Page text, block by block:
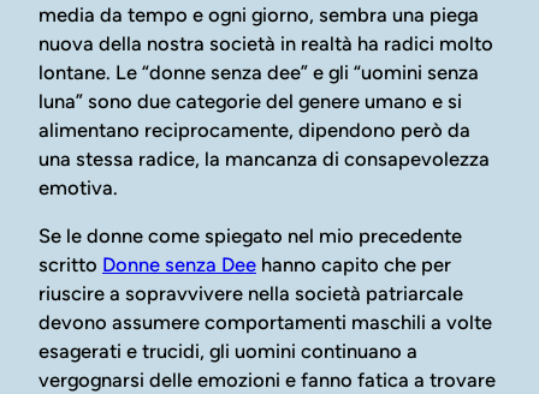
media da tempo e ogni giorno, sembra una piega
nuova della nostra società in realtà ha radici molto
lontane. Le “donne senza dee” e gli “uomini senza
luna” sono due categorie del genere umano e si
alimentano reciprocamente, dipendono però da
una stessa radice, la mancanza di consapevolezza
emotiva.
Se le donne come spiegato nel mio precedente
scritto Donne senza Dee hanno capito che per
riuscire a sopravvivere nella società patriarcale
devono assumere comportamenti maschili a volte
esagerati e trucidi, gli uomini continuano a
vergognarsi delle emozioni e fanno fatica a trovare